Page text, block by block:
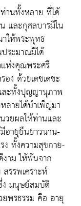
านทั้งหลาย ที่ได้
และกุศลบารมีใน
ให้พระพุทธ
ระมาณมิได้
ห่งคุณพระศรี
ง ด้วยเดชเดชะ
ะทั้งปุญญานุภาพ
ายได้บำเพ็ญมา
วยผลให้ท่านและ
อายุยืนยาวนาน-
ง ทั้งความสุขกาย-
าม ให้พ้นจาก
รรพเคราะห์
ง มนุษย์สมบัติ
พรธรรม คือ อายุ